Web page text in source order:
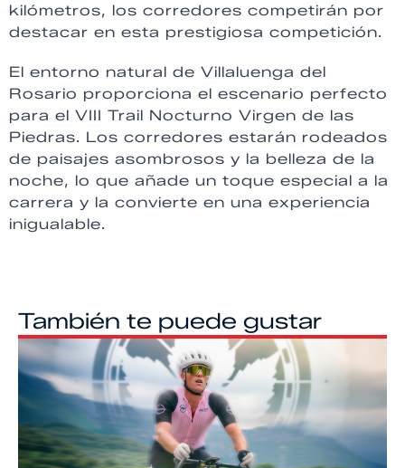
kilómetros, los corredores competirán por
destacar en esta prestigiosa competición.
El entorno natural de Villaluenga del
Rosario proporciona el escenario perfecto
para el VIII Trail Nocturno Virgen de las
Piedras. Los corredores estarán rodeados
de paisajes asombrosos y la belleza de la
noche, lo que añade un toque especial a la
carrera y la convierte en una experiencia
inigualable.
También te puede gustar